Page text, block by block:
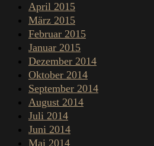
April 2015
März 2015
Februar 2015
Januar 2015
Dezember 2014
Oktober 2014
September 2014
August 2014
Juli 2014
Juni 2014
Mai 2014